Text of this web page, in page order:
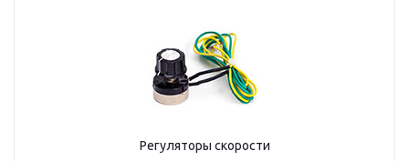
Регуляторы скорости